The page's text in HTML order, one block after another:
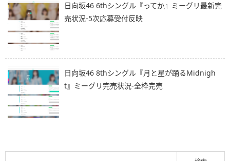
日向坂46 6thシングル『ってか』ミーグリ最新完
売状況-5次応募受付反映
日向坂46 8thシングル『月と星が踊るMidnigh
t』ミーグリ完売状況-全枠完売